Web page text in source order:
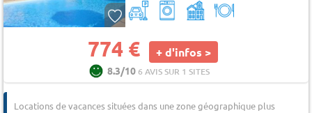
774 € + d'infos >
8.3/106 AVIS SUR 1 SITES
Locations de vacances situées dans une zone géographique plus